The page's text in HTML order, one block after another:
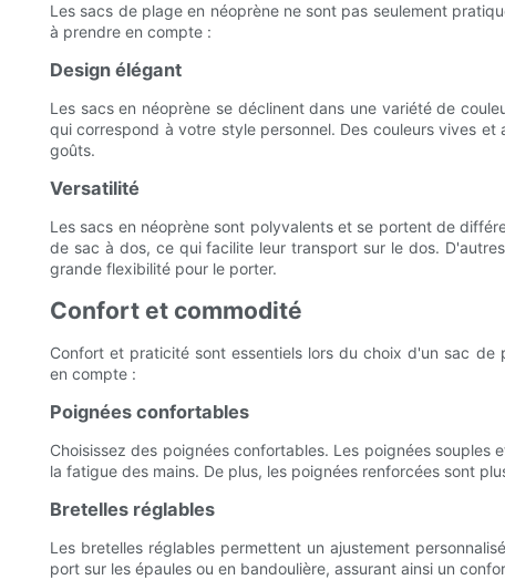
Les sacs de plage en néoprène ne sont pas seulement
à prendre en compte :
Design élégant
Les sacs en néoprène se déclinent dans une variété de
qui correspond à votre style personnel. Des couleurs vives
goûts.
Versatilité
Les sacs en néoprène sont polyvalents et se portent de
de sac à dos, ce qui facilite leur transport sur le dos.
grande flexibilité pour le porter.
Confort et commodité
Confort et praticité sont essentiels lors du choix d'un sac
en compte :
Poignées confortables
Choisissez des poignées confortables. Les poignées
la fatigue des mains. De plus, les poignées renforcées sont
Bretelles réglables
Les bretelles réglables permettent un ajustement
port sur les épaules ou en bandoulière, assurant ainsi un